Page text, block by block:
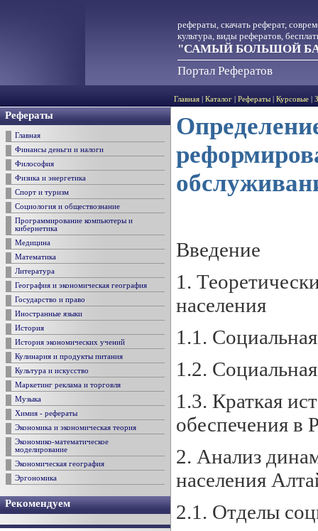
рефераты, скачать реферат,
культура, виды рефератов,
"САМЫЙ БОЛЬШОЙ
Портал Рефератов
Главная Каталог Рефераты Курсовые
Рефераты
Главная
Финансы деньги и налоги
Философия
Физика и энергетика
Спорт и туризм
Социология и обществознание
Программирование компьютеры и
кибернетика
Медицина
Математика
Литература
География и экономическая география
Государство и право
Иностранные языки
История
История экономических учений
Кулинария и продукты питания
Культура и искусство
Маркетинг реклама и торговля
Музыка
Химия - рефераты
Экономика и экономическая теория
Экономико-математическое
моделирование
Экономическая география
Эргономика
Рекомендуем
Введение
1.
населения
1.1.
1.2.
1.3. Краткая
обеспечения в
2. Анализ
населения
2.1. Отделы